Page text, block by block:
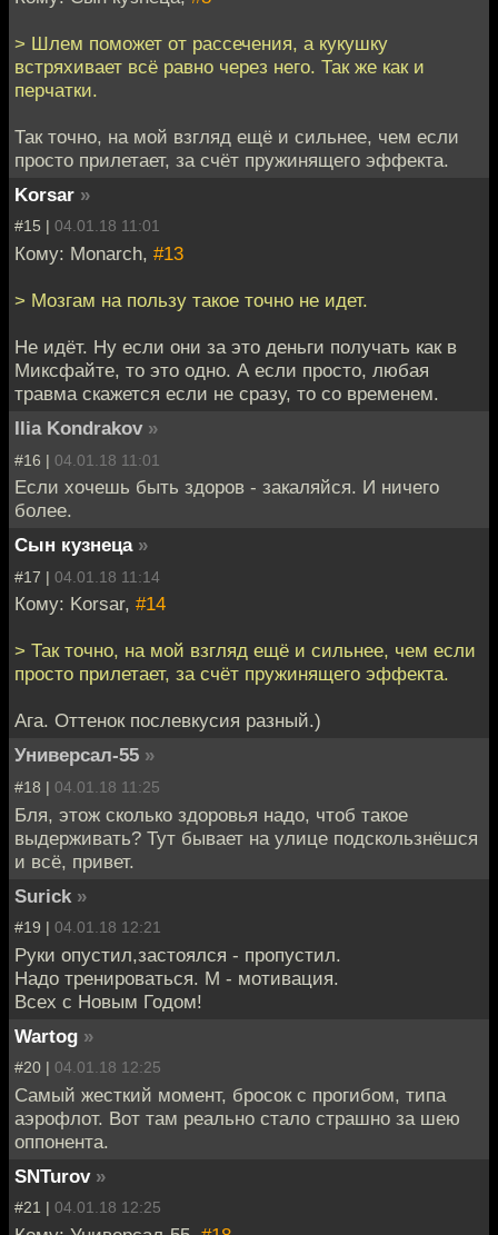
> Шлем поможет от рассечения, а кукушку
встряхивает всё равно через него. Так же как и
перчатки.
Так точно, на мой взгляд ещё и сильнее, чем если
просто прилетает, за счёт пружинящего эффекта.
Korsar »
#15 | 04.01.18 11:01
Кому: Monarch, #13
> Мозгам на пользу такое точно не идет.
Не идёт. Ну если они за это деньги получать как в
Миксфайте, то это одно. А если просто, любая
травма скажется если не сразу, то со временем.
Ilia Kondrakov »
#16 | 04.01.18 11:01
Если хочешь быть здоров - закаляйся. И ничего
более.
Сын кузнеца »
#17 | 04.01.18 11:14
Кому: Korsar, #14
> Так точно, на мой взгляд ещё и сильнее, чем если
просто прилетает, за счёт пружинящего эффекта.
Ага. Оттенок послевкусия разный.)
Универсал-55 »
#18 | 04.01.18 11:25
Бля, этож сколько здоровья надо, чтоб такое
выдерживать? Тут бывает на улице подскользнёшся
и всё, привет.
Surick »
#19 | 04.01.18 12:21
Руки опустил,застоялся - пропустил.
Надо тренироваться. М - мотивация.
Всех с Новым Годом!
Wartog »
#20 | 04.01.18 12:25
Самый жесткий момент, бросок с прогибом, типа
аэрофлот. Вот там реально стало страшно за шею
оппонента.
SNTurov »
#21 | 04.01.18 12:25